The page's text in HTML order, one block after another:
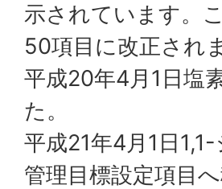
示されています。
50項目に改正され
平成20年4月1日塩
た。
平成21年4月1日
管理目標設定項目